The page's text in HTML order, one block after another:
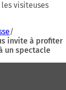
visiteuses
invite à profiter
un spectacle